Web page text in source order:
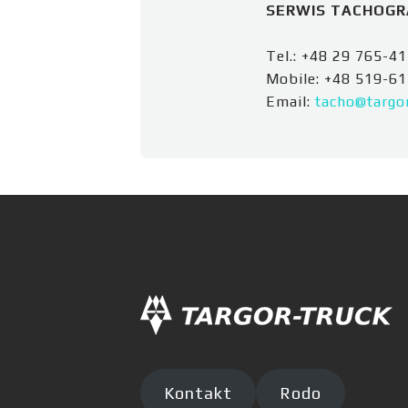
SERWIS
Tel.: +48 29 765-
Mobile: +48 519-
Email:
Kontakt Rodo